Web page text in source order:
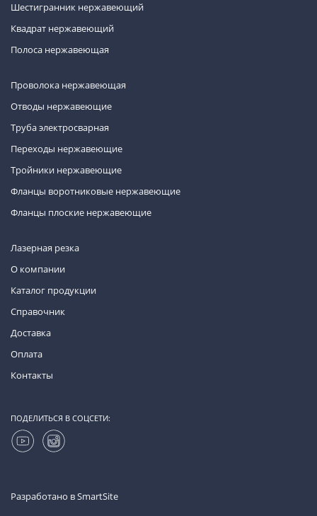
Шестигранник нержавеющий
Квадрат нержавеющий
Полоса нержавеющая
Проволока нержавеющая
Отводы нержавеющие
Труба электросварная
Переходы нержавеющие
Тройники нержавеющие
Фланцы воротниковые нержавеющие
Фланцы плоские нержавеющие
Лазерная резка
О компании
Каталог продукции
Справочник
Доставка
Оплата
Контакты
ПОДЕЛИТЬСЯ В СОЦСЕТИ:
Разработано вSmartSite